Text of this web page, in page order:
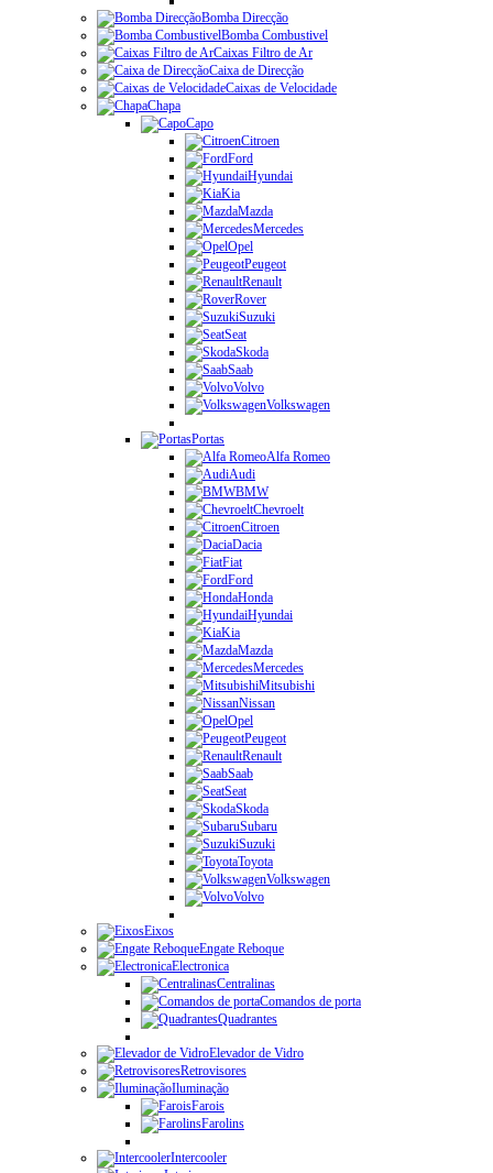
Bomba Direcção
Bomba Combustivel
Caixas Filtro de Ar
Caixa de Direcção
Caixas de Velocidade
Chapa
Capo
Citroen
Ford
Hyundai
Kia
Mazda
Mercedes
Opel
Peugeot
Renault
Rover
Suzuki
Seat
Skoda
Saab
Volvo
Volkswagen
Portas
Alfa Romeo
Audi
BMW
Chevroelt
Citroen
Dacia
Fiat
Ford
Honda
Hyundai
Kia
Mazda
Mercedes
Mitsubishi
Nissan
Opel
Peugeot
Renault
Saab
Seat
Skoda
Subaru
Suzuki
Toyota
Volkswagen
Volvo
Eixos
Engate Reboque
Electronica
Centralinas
Comandos de porta
Quadrantes
Elevador de Vidro
Retrovisores
Iluminação
Farois
Farolins
Intercooler